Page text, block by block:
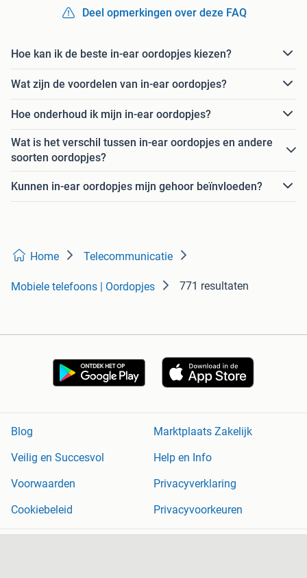
Deel opmerkingen over deze FAQ
Hoe kan ik de beste in-ear oordopjes kiezen?
Wat zijn de voordelen van in-ear oordopjes?
Hoe onderhoud ik mijn in-ear oordopjes?
Wat is het verschil tussen in-ear oordopjes en andere
soorten oordopjes?
Kunnen in-ear oordopjes mijn gehoor beïnvloeden?
Home Telecommunicatie
Mobiele telefoons | Oordopjes 771 resultaten
Blog
Marktplaats Zakelijk
Veilig en Succesvol
Help en Info
Voorwaarden
Privacyverklaring
Cookiebeleid
Privacyvoorkeuren